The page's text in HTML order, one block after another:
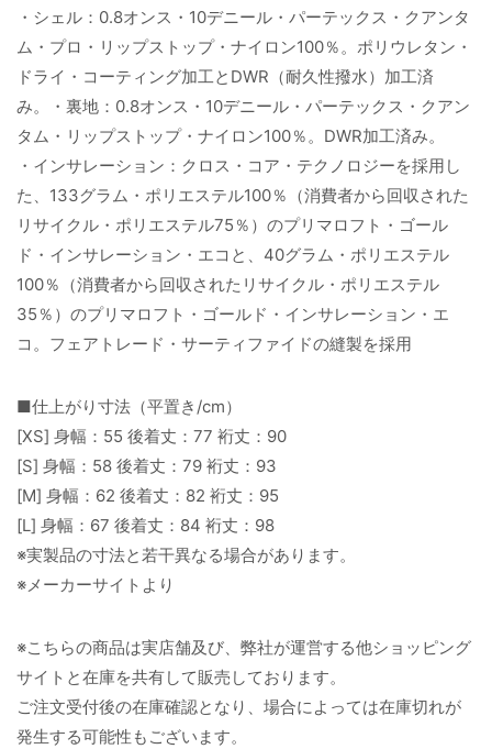
・シェル：0.8オンス・10デニール・パーテックス・クアンタ
ム・プロ・リップストップ・ナイロン100％。ポリウレタン・
ドライ・コーティング加工とDWR（耐久性撥水）加工済
み。・裏地：0.8オンス・10デニール・パーテックス・クアン
タム・リップストップ・ナイロン100％。DWR加工済み。
・インサレーション：クロス・コア・テクノロジーを採用し
た、133グラム・ポリエステル100％（消費者から回収された
リサイクル・ポリエステル75％）のプリマロフト・ゴール
ド・インサレーション・エコと、40グラム・ポリエステル
100％（消費者から回収されたリサイクル・ポリエステル
35％）のプリマロフト・ゴールド・インサレーション・エ
コ。フェアトレード・サーティファイドの縫製を採用
■仕上がり寸法（平置き/cm）
[XS] 身幅：55 後着丈：77 裄丈：90
[S] 身幅：58 後着丈：79 裄丈：93
[M] 身幅：62 後着丈：82 裄丈：95
[L] 身幅：67 後着丈：84 裄丈：98
※実製品の寸法と若干異なる場合があります。
※メーカーサイトより
※こちらの商品は実店舗及び、弊社が運営する他ショッピング
サイトと在庫を共有して販売しております。
ご注文受付後の在庫確認となり、場合によっては在庫切れが
発生する可能性もございます。